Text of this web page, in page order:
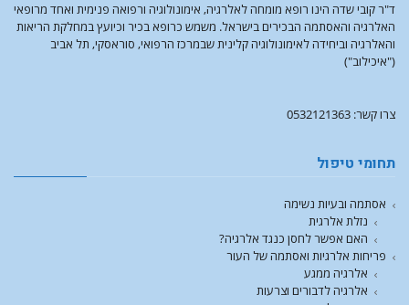
ד"ר קובי שדה הינו רופא מומחה לאלרגיה, אימונולוגיה ורפואה פנימית ואחד מרופאי
האלרגיה והאסתמה הבכירים בישראל. משמש כרופא בכיר וכיועץ במחלקת הריאות
והאלרגיה וביחידה לאימונולוגיה קלינית שבמרכז הרפואי, סוראסקי, תל אביב
("איכילוב")
צרו קשר: 0532121363
תחומי טיפול
אסתמה ובעיות נשימה
נזלת אלרגית
האם אפשר לחסן כנגד אלרגיה?
פריחות אלרגיות ואסתמה של העור
אלרגיה ממגע
אלרגיה לדבורים וצרעות